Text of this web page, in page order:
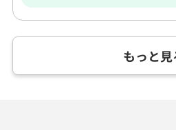
もっと見